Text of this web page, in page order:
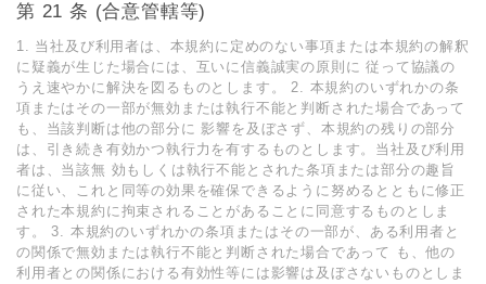
第 21 条 (合意管轄等)
1. 当社及び利用者は、本規約に定めのない事項または本規約の解釈
に疑義が生じた場合には、互いに信義誠実の原則に 従って協議の
うえ速やかに解決を図るものとします。 2. 本規約のいずれかの条
項またはその一部が無効または執行不能と判断された場合であって
も、当該判断は他の部分に 影響を及ぼさず、本規約の残りの部分
は、引き続き有効かつ執行力を有するものとします。当社及び利用
者は、当該無 効もしくは執行不能とされた条項または部分の趣旨
に従い、これと同等の効果を確保できるように努めるとともに修正
された本規約に拘束されることがあることに同意するものとしま
す。 3. 本規約のいずれかの条項またはその一部が、ある利用者と
の関係で無効または執行不能と判断された場合であって も、他の
利用者との関係における有効性等には影響は及ぼさないものとしま